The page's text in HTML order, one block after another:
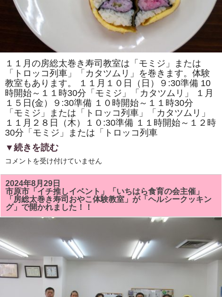
す。
１１月の房総太巻き寿司教室は「モミジ」または
「トロッコ列車」「カタツムリ」を巻きます。体験
教室もあります。 １１月１０日（日）９:30準備 10
時開始～１１時30分「モミジ」「カタツムリ」 １月
１５日(金）９:30準備 １０時開始～１１時30分
「モミジ」または「トロッコ列車」「カタツムリ」
１１月２８日（木）１０:30準備 １１時開始～１２時
30分「モミジ」または「トロッコ列車
▼続きを読む
１
月
の
房
総
太
巻
き
教
室
は
「モ
ミ
ジ」
ま
コメントを受け付けていません
2024年8月29日
市原市「イチ推しイベント」「いちはら食育の会主催」
「房総太巻き寿司おやこ体験教室」が「ヘルシークッキン
グ」で開かれました！！